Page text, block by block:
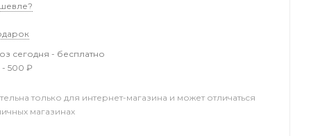
сегодня - бесплатно
- 500 ₽
только для интернет-магазина и может отличаться
магазинах